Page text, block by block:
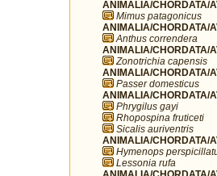
ANIMALIA/CHORDATA/
Mimus patagonicus
ANIMALIA/CHORDATA/
Anthus correndera
ANIMALIA/CHORDATA/
Zonotrichia capensis
ANIMALIA/CHORDATA/
Passer domesticus
ANIMALIA/CHORDATA/
Phrygilus gayi
Rhopospina fruticeti
Sicalis auriventris
ANIMALIA/CHORDATA/
Hymenops
Lessonia rufa